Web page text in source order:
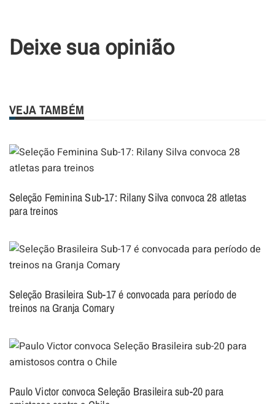
Deixe sua opinião
VEJA TAMBÉM
Seleção Feminina Sub-17: Rilany Silva convoca 28 atletas
para treinos
Seleção Brasileira Sub-17 é convocada para período de
treinos na Granja Comary
Paulo Victor convoca Seleção Brasileira sub-20 para